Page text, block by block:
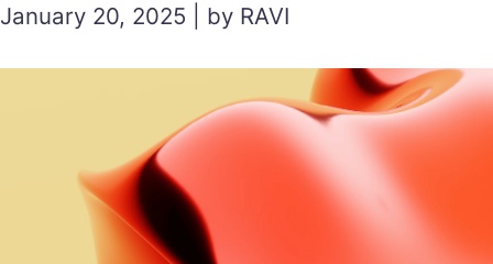
January 20, 2025 | by RAVI